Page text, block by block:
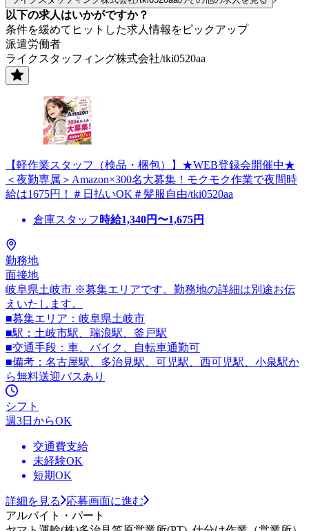
以下の求人はいかがですか？
条件を緩めてヒットした求人情報をピックアップ
派遣労働者
ライクスタッフィング株式会社/tki0520aa
【軽作業スタッフ（検品・梱包）】★WEB登録会開催中★
＜夜勤専属＞Amazon×300名大募集！モクモク作業で夜間時
給は1675円！＃日払いOK＃髪服自由/tki0520aa
倉庫スタッフ 時給1,340円〜1,675円
勤務地
面接地
岐阜県土岐市 ※募集エリアです。勤務地の詳細は別途お伝
えいたします。
■募集エリア：岐阜県土岐市
■駅：土岐市駅、瑞浪駅、釜戸駅
■交通手段：車、バイク、自転車通勤可
■備考：名古屋駅、多治見駅、可児駅、西可児駅、小泉駅か
ら無料送迎バスあり
シフト
週3日からOK
交通費支給
未経験OK
短期OK
詳細を見る
応募画面に進む
アルバイト・パート